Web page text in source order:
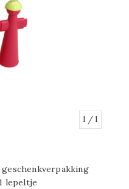
1 / 1
lepeltje